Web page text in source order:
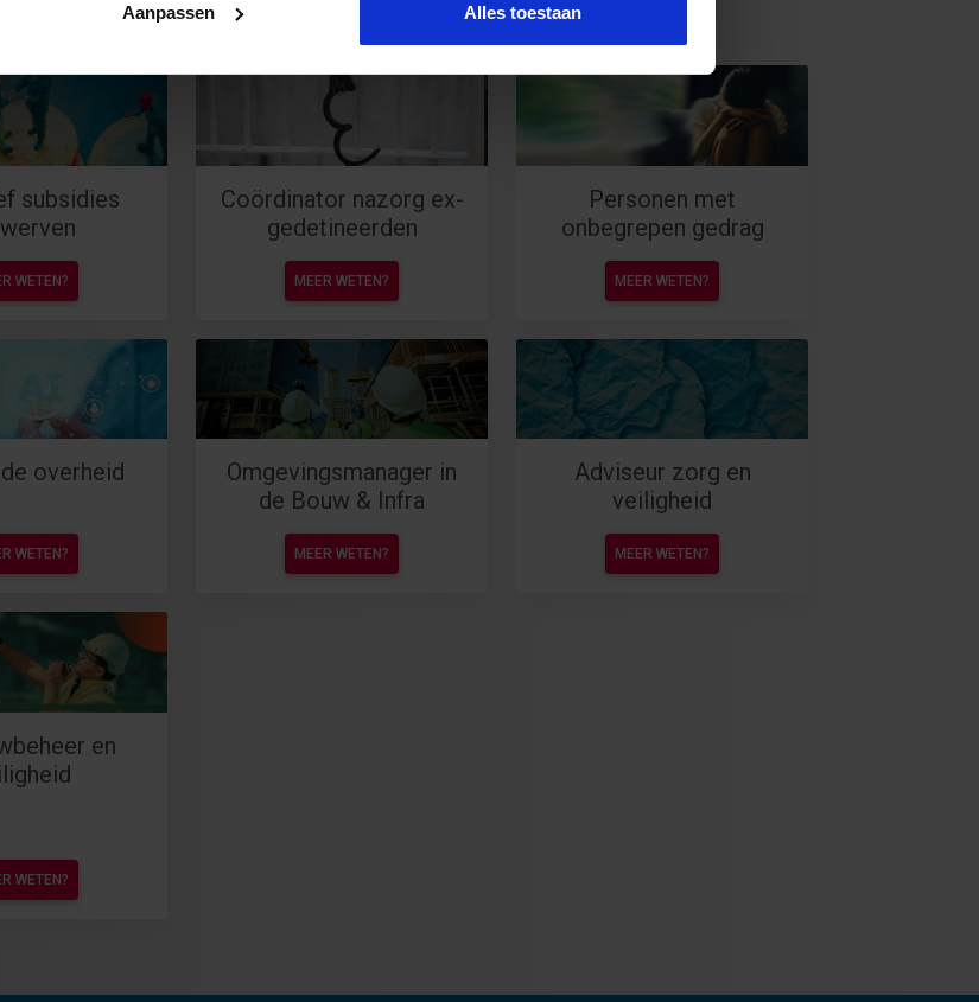
Aanpassen Alles toestaan
subsidies
WETEN?
Coördinator nazorg ex-
gedetineerden
MEER WETEN?
Personen met
onbegrepen gedrag
MEER WETEN?
overheid
WETEN?
Omgevingsmanager in
de Bouw & Infra
MEER WETEN?
Adviseur zorg en
veiligheid
MEER WETEN?
en
WETEN?